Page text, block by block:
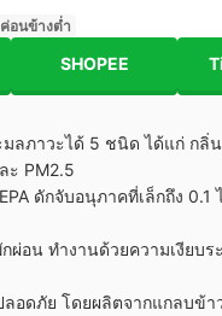
อนข้างต่ำ
SHOPEE
มลภาวะได้ 5 ชนิด ได้แก่ กลิ่
ะ PM2.5
ดักจับอนุภาคที่เล็กถึง 0.1
ผ่อน ทำงานด้วยความเงียบร
อดภัย โดยผลิตจากแกลบข้า